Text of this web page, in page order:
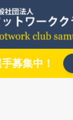
募集中！